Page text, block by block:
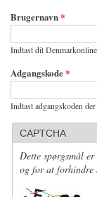
Brugernavn*
Indtast dit
Adgangskode*
Indtast adgangskoden
CAPTCHA
Dette spørgsmål
og for at forhindre